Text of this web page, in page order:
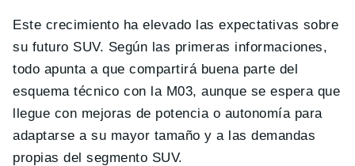
Este crecimiento ha elevado las expectativas sobre
su futuro SUV. Según las primeras informaciones,
todo apunta a que compartirá buena parte del
esquema técnico con la M03, aunque se espera que
llegue con mejoras de potencia o autonomía para
adaptarse a su mayor tamaño y a las demandas
propias del segmento SUV.